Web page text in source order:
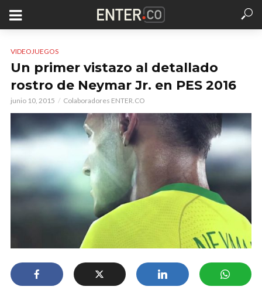
VIDEOJUEGOS
Un primer vistazo al detallado
rostro de Neymar Jr. en PES 2016
junio 10, 2015 Colaboradores ENTER.CO